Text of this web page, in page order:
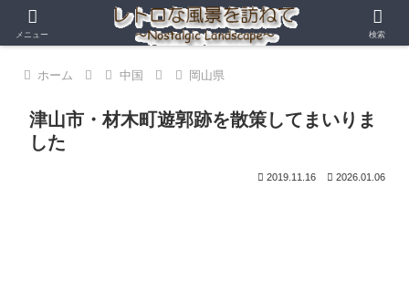
ホーム 中国 岡山県
津山市・材木町遊郭跡を散策してまいりま
した
2019.11.16 2026.01.06
メニュー 検索